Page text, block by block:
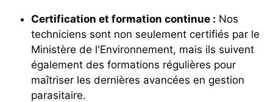
Certification et formation continue : Nos
techniciens sont non seulement certifiés par le
Ministère de l'Environnement, mais ils suivent
également des formations régulières pour
maîtriser les dernières avancées en gestion
parasitaire.